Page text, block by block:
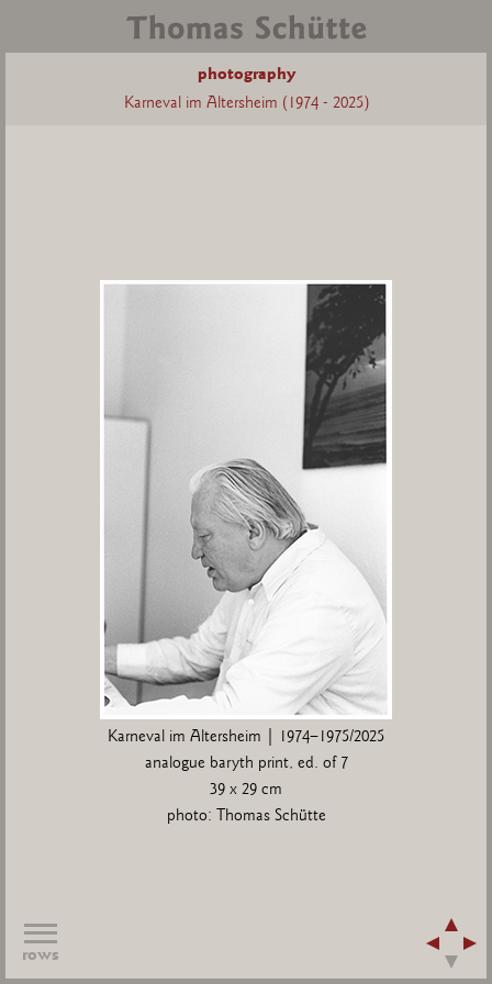
photography
Karneval im Altersheim (1974 - 2025)
Karneval im Altersheim | 1974–1975/2025
analogue baryth print, ed. of 7
39 x 29 cm
photo: Thomas Schütte
rows